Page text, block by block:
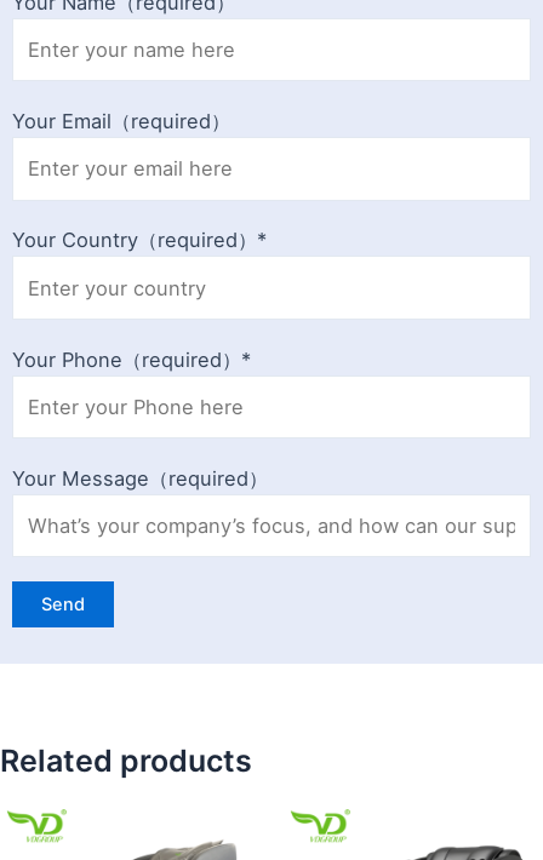
Your Email（required）
Your Country（required）*
Your Phone（required）*
Your Message（required）
Related products